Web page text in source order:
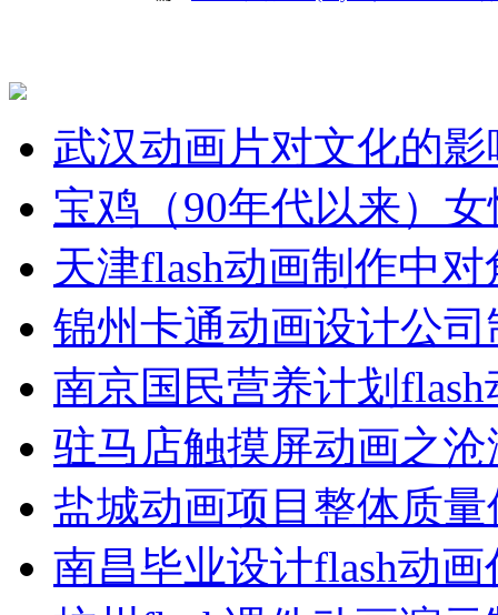
武汉动画片对文化的影
宝鸡（90年代以来）
天津flash动画制作中
锦州卡通动画设计公
南京国民营养计划
驻马店触摸屏动画之
盐城动画项目整体质
南昌毕业设计flash动